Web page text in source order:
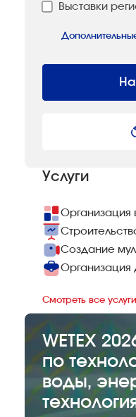
Выставки
Услуги
Создание
Смотреть все услуги
WETEX
по
воды,